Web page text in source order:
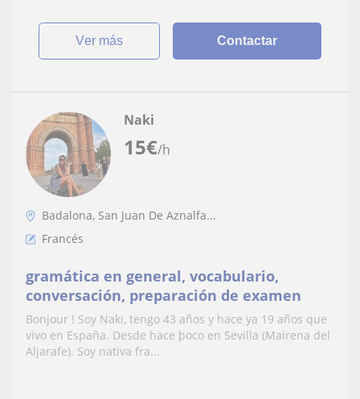
ver más Contactar
15€/h
Naki
Badalona, San Juan De Aznalfa...
Francés
gramática en general, vocabulario,
conversación, preparación de examen
Bonjour ! Soy Naki, tengo 43 años y hace ya 19 años que
vivo en España. Desde hace þoco en Sevilla (Mairena del
Aljarafe). Soy nativa fra...